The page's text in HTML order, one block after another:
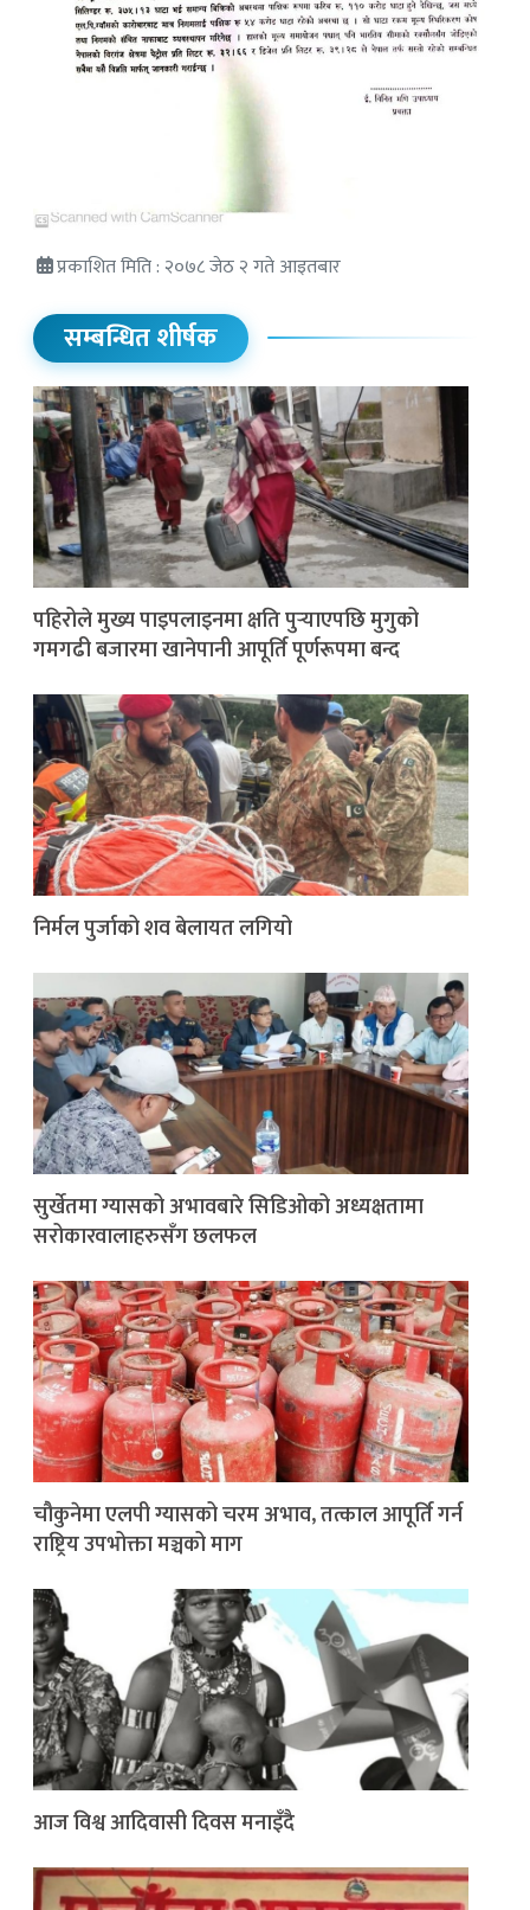
प्रकाशित मिति : २०७८ जेठ २ गते आइतबार
सम्बन्धित शीर्षक
पहिरोले मुख्य पाइपलाइनमा क्षति पुर्‍याएपछि मुगुको
गमगढी बजारमा खानेपानी आपूर्ति पूर्णरूपमा बन्द
निर्मल पुर्जाको शव बेलायत लगियो
सुर्खेतमा ग्यासको अभावबारे सिडिओको अध्यक्षतामा
सरोकारवालाहरुसँग छलफल
चौकुनेमा एलपी ग्यासको चरम अभाव, तत्काल आपूर्ति गर्न
राष्ट्रिय उपभोक्ता मञ्चको माग
आज विश्व आदिवासी दिवस मनाइँदै